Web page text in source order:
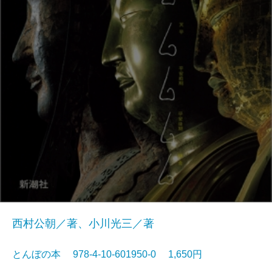
西村公朝／著、小川光三／著
とんぼの本 978-4-10-601950-0 1,650円